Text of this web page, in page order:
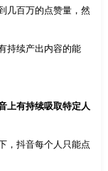
百万的点赞量，然
续产出内容的能
上有持续吸取特定人
抖音每个人只能点